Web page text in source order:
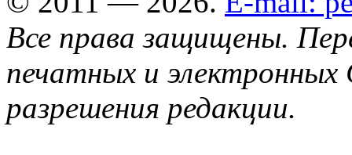
Все права защищены.
печатных и
разрешения редакции.